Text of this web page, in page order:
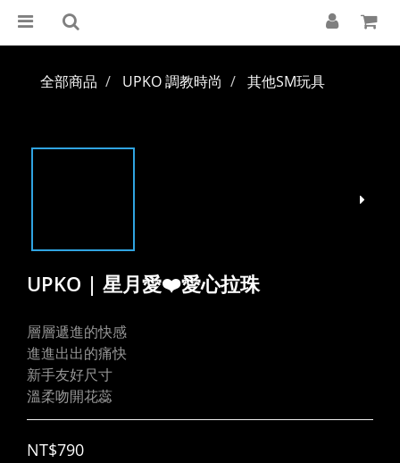
全部商品 UPKO 調教時尚 其他SM玩具
UPKO | 星月愛❤️愛心拉珠
層層遞進的快感
進進出出的痛快
新手友好尺寸
溫柔吻開花蕊
NT$790